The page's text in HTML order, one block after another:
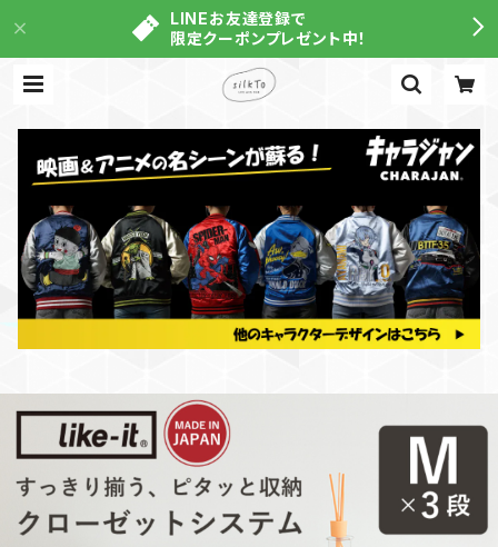
LINEお友達登録で
限定クーポンプレゼント中！